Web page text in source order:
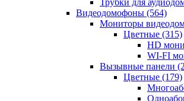
Трубки для
Видеодомофоны (564)
Мониторы
Цветные (315)
HD
WI-FI
Вызывные панели
Цветные (179)